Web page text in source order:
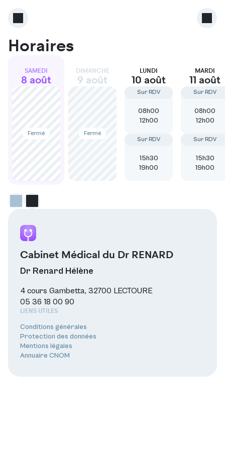
Horaires
SAMEDI
8 août
Fermé
DIMANCHE
9 août
Fermé
LUNDI
10 août
Sur RDV
08h00
12h00
Sur RDV
15h30
19h00
MARDI
11 août
Sur RDV
08h00
12h00
Sur RDV
15h30
19h00
Cabinet Médical du Dr RENARD
Dr Renard Hélène
4 cours Gambetta, 32700 LECTOURE
05 36 18 00 90
LIENS UTILES
Conditions générales
Protection des données
Mentions légales
Annuaire CNOM